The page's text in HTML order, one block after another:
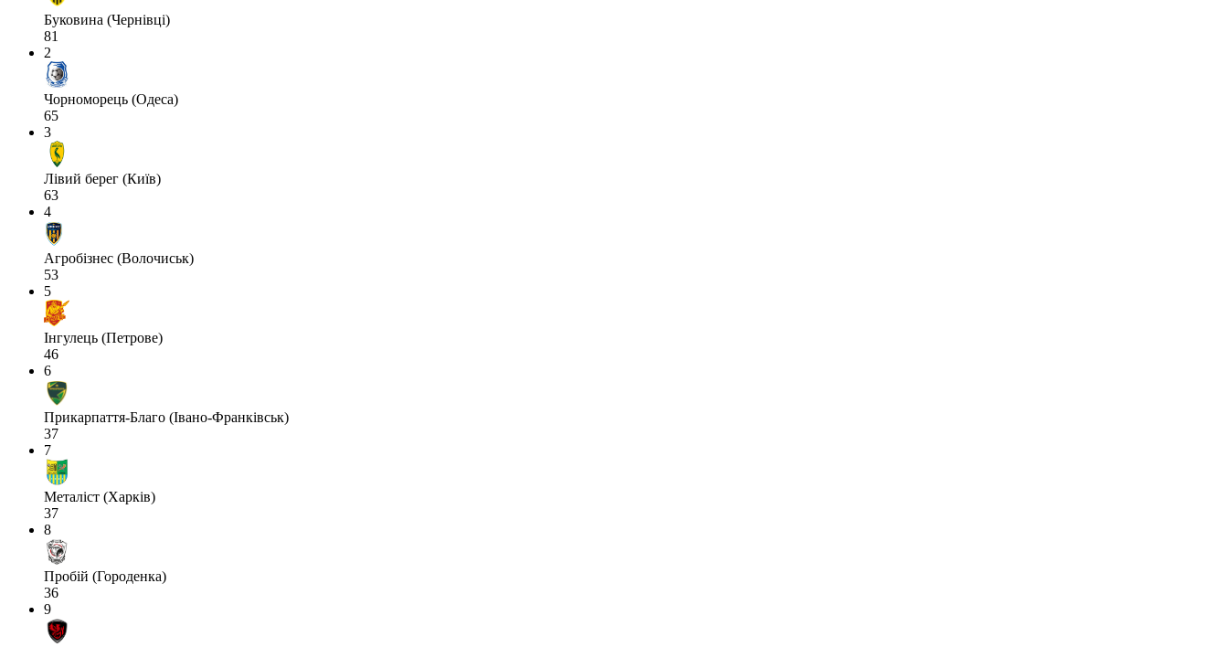
Буковина (Чернівці)
81
2
Чорноморець (Одеса)
65
3
Лівий берег (Київ)
63
4
Агробізнес (Волочиськ)
53
5
Інгулець (Петрове)
46
6
Прикарпаття-Благо (Івано-Франківськ)
37
7
Металіст (Харків)
37
8
Пробій (Городенка)
36
9